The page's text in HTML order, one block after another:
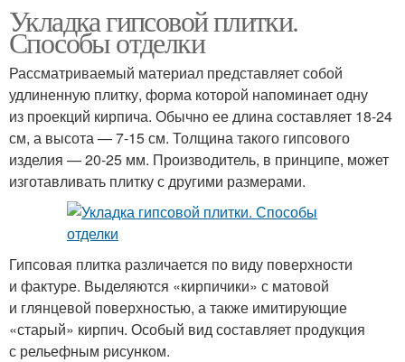
Укладка гипсовой плитки.
Способы отделки
Рассматриваемый материал представляет собой
удлиненную плитку, форма которой напоминает одну
из проекций кирпича. Обычно ее длина составляет 18-24
см, а высота — 7-15 см. Толщина такого гипсового
изделия — 20-25 мм. Производитель, в принципе, может
изготавливать плитку с другими размерами.
Гипсовая плитка различается по виду поверхности
и фактуре. Выделяются «кирпичики» с матовой
и глянцевой поверхностью, а также имитирующие
«старый» кирпич. Особый вид составляет продукция
с рельефным рисунком.